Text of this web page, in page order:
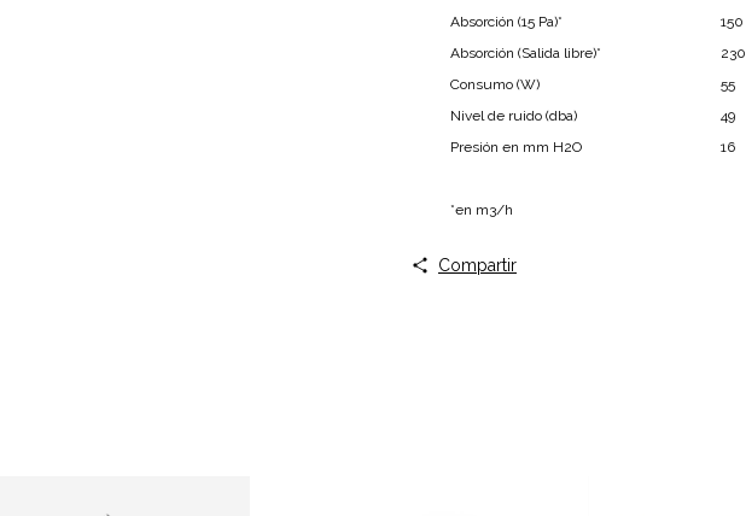
Absorción (15 Pa)*
150
Absorción (Salida libre)*
230
Consumo (W)
55
Nivel de ruido (dba)
49
Presión en mm H2O
16
*en m3/h
Compartir